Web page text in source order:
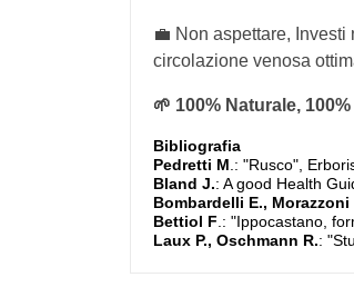
💼 Non aspettare,
circolazione venosa
🌱 100% Naturale,
Bibliografia
Pedretti M .: "Rusco",
Bland J.: A good Health
Bombardelli E., Morazzoni
Bettiol F .: "Ippocastano,
Laux P., Oschmann R.: